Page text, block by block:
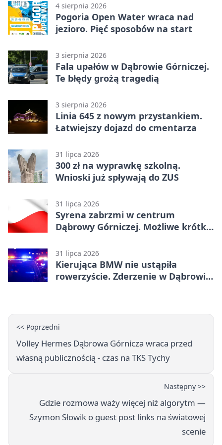
4 sierpnia 2026
Pogoria Open Water wraca nad
jezioro. Pięć sposobów na start
3 sierpnia 2026
Fala upałów w Dąbrowie Górniczej.
Te błędy grożą tragedią
3 sierpnia 2026
Linia 645 z nowym przystankiem.
Łatwiejszy dojazd do cmentarza
31 lipca 2026
300 zł na wyprawkę szkolną.
Wnioski już spływają do ZUS
31 lipca 2026
Syrena zabrzmi w centrum
Dąbrowy Górniczej. Możliwe krótkie
31 lipca 2026
Kierująca BMW nie ustąpiła
rowerzyście. Zderzenie w Dąbrowie
<< Poprzedni
Volley Hermes Dąbrowa Górnicza wraca przed
własną publicznością - czas na TKS Tychy
Następny >>
Gdzie rozmowa waży więcej niż algorytm —
Szymon Słowik o guest post links na światowej
scenie